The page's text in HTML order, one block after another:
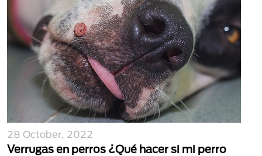
28 October, 2022
Verrugas en perros ¿Qué hacer si mi perro